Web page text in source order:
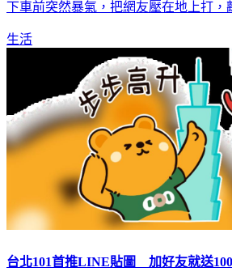
下車前突然暴氣，把網友壓在地上打，
生活
台北101首推LINE貼圖 加好友就送